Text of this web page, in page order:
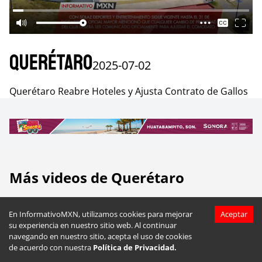
En InformativoMXN, utilizamos cookies para mejorar
su experiencia en nuestro sitio web. Al continuar
navegando en nuestro sitio, acepta el uso de cookies
de acuerdo con nuestra Política de Privacidad.
Aceptar
Querétaro2025-07-02
Querétaro Reabre Hoteles y Ajusta Contrato de Gallos
Más videos de Querétaro